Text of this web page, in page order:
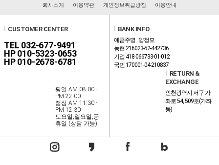
회사소개 이용약관 개인정보취급방침 이용안내
CUSTOMER CENTER
TEL 032-677-9491
HP 010-5323-0653
HP 010-2678-6781
평일 AM 08:00 -
PM 22:00
점심 AM 11:30 -
PM 12:30
토요일,일요일,공
휴일 (상담 가능)
BANK INFO
예금주명 : 양정모
농협 216023-52-442736
기업 418-066733-01-012
국민 170001-04-210837
RETURN &
EXCHANGE
인천광역시 서구 가
좌로 54, 509호(가좌
동)